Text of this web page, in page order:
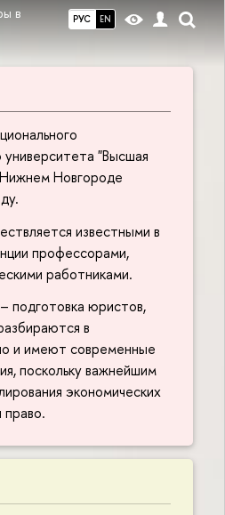
РУС EN
в
университета "Высшая
Новгороде
известными в
профессорами,
работниками.
подготовка юристов,
в
и имеют современные
поскольку важнейшим
экономических
право.